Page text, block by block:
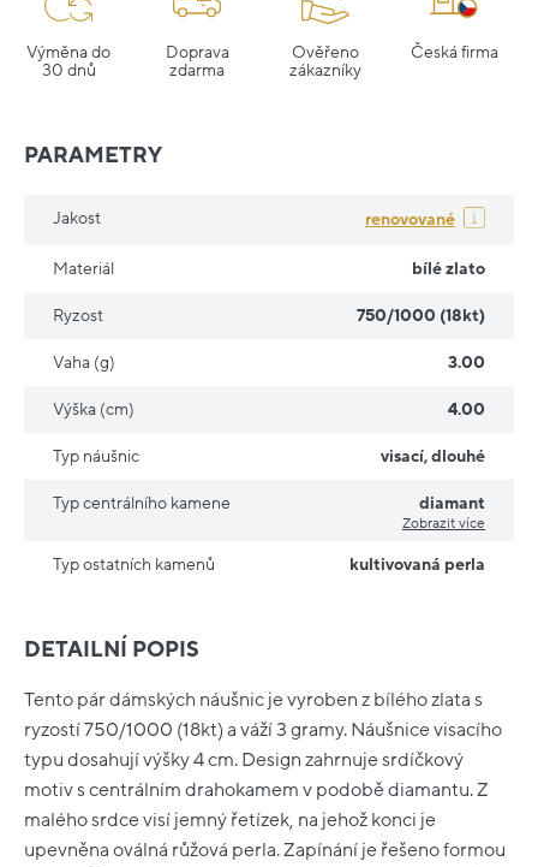
Výměna do
30 dnů
Doprava
zdarma
Ověřeno
zákazníky
Česká firma
DETAILNÍ POPIS
Tento pár dámských náušnic je vyroben z bílého zlata s
ryzostí 750/1000 (18kt) a váží 3 gramy. Náušnice visacího
typu dosahují výšky 4 cm. Design zahrnuje srdíčkový
motiv s centrálním drahokamem v podobě diamantu. Z
malého srdce visí jemný řetízek, na jehož konci je
upevněna oválná růžová perla. Zapínání je řešeno formou
PARAMETRY
Jakost renovované
Materiál bílé zlato
Ryzost 750/1000 (18kt)
Vaha (g) 3.00
Výška (cm) 4.00
Typ náušnic visací, dlouhé
Typ centrálního kamene diamant
Zobrazit více
Typ ostatních kamenů kultivovaná perla